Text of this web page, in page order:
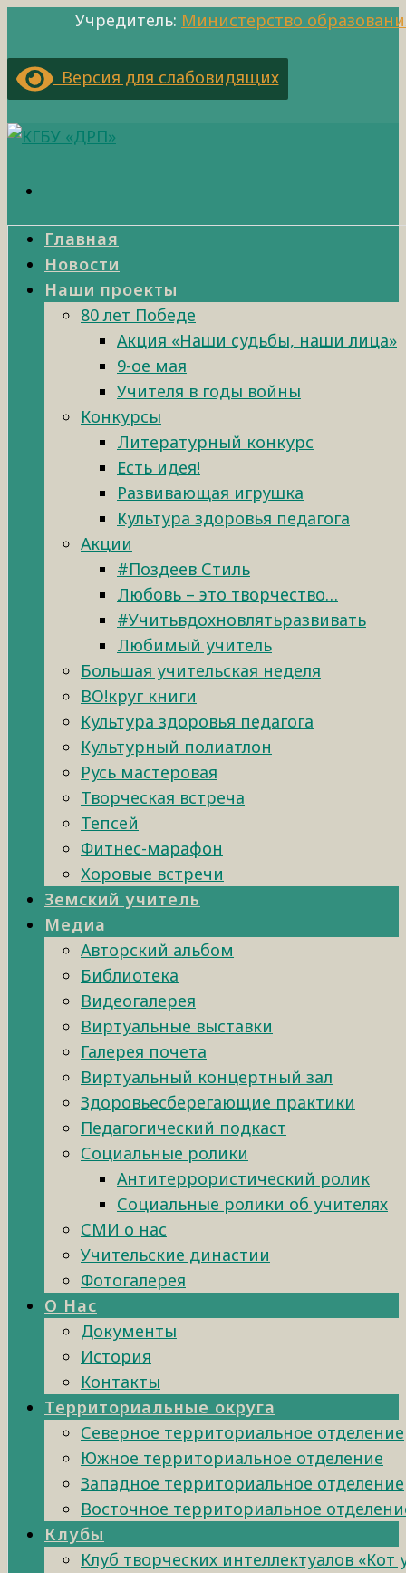
Учредитель: Министерство
Версия для слабовидящих
Главная
Новости
Наши проекты
80 лет Победе
Акция «Наши судьбы, наши лица»
9-ое мая
Учителя в годы войны
Конкурсы
Литературный конкурс
Есть идея!
Развивающая игрушка
Культура здоровья педагога
Акции
#Поздеев Стиль
Любовь – это творчество…
#Учитьвдохновлятьразвивать
Любимый учитель
Большая учительская неделя
ВО!круг книги
Культура здоровья педагога
Культурный полиатлон
Русь мастеровая
Творческая встреча
Тепсей
Фитнес-марафон
Хоровые встречи
Земский учитель
Медиа
Авторский альбом
Библиотека
Видеогалерея
Виртуальные выставки
Галерея почета
Виртуальный концертный зал
Здоровьесберегающие практики
Педагогический подкаст
Социальные ролики
Антитеррористический ролик
Социальные ролики об учителях
СМИ о нас
Учительские династии
Фотогалерея
О Нас
Документы
История
Контакты
Территориальные округа
Северное территориальное отделение
Южное территориальное отделение
Западное территориальное отделение
Восточное территориальное
Клубы
Клуб творческих интеллектуалов «Кот